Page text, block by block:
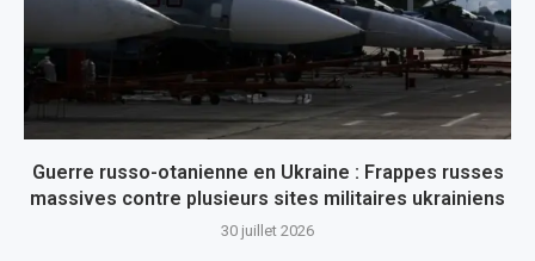
Guerre russo-otanienne en Ukraine : Frappes russes
massives contre plusieurs sites militaires ukrainiens
30 juillet 2026